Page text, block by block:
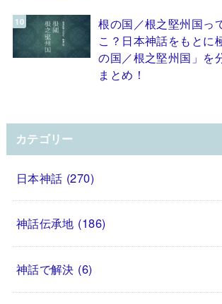
根の国／根之堅州国っ
こ？日本神話をもとに
の国／根之堅州国」を
まとめ！
カテゴリー
日本神話 (270)
神話伝承地 (186)
神話で解決 (6)